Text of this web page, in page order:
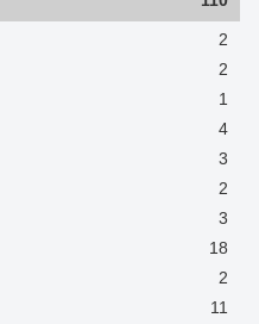
2
2
1
4
3
2
3
18
2
11